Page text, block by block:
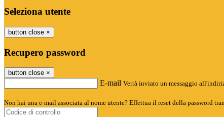
Seleziona utente
button close ×
Recupero password
button close ×
E-mail Verrà inviato un messaggio
Non hai una e-mail associata al nome utente? Effettua il reset della password